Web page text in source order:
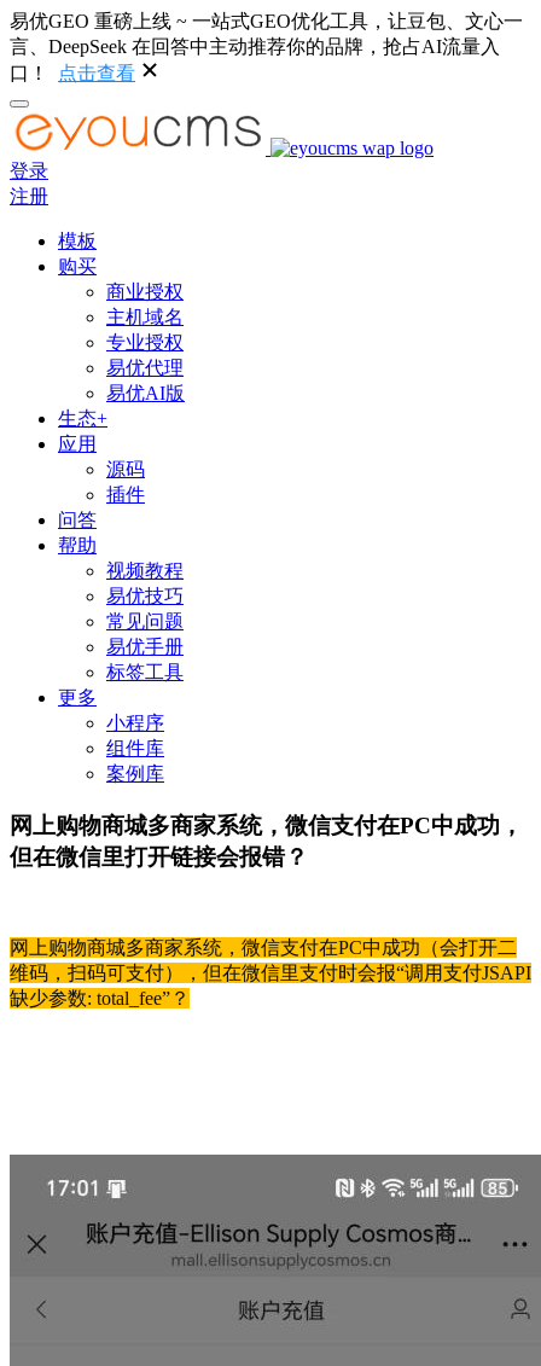
易优GEO 重磅上线 ~ 一站式GEO优化工具，让豆包、文心一
言、DeepSeek 在回答中主动推荐你的品牌，抢占AI流量入
口！
点击查看
登录
注册
模板
购买
商业授权
主机域名
专业授权
易优代理
易优AI版
生态+
应用
源码
插件
问答
帮助
视频教程
易优技巧
常见问题
易优手册
标签工具
更多
小程序
组件库
案例库
网上购物商城多商家系统，微信支付在PC中成功，
但在微信里打开链接会报错？
网上购物商城多商家系统，微信支付在PC中成功（会打开二
维码，扫码可支付），但在微信里支付时会报“调用支付JSAPI
缺少参数: total_fee”？